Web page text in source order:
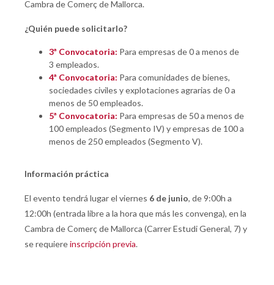
Cambra de Comerç de Mallorca.
¿Quién puede solicitarlo?
3ª Convocatoria: Para empresas de 0 a menos de
3 empleados.
4ª Convocatoria: Para comunidades de bienes,
sociedades civiles y explotaciones agrarias de 0 a
menos de 50 empleados.
5ª Convocatoria: Para empresas de 50 a menos de
100 empleados (Segmento IV) y empresas de 100 a
menos de 250 empleados (Segmento V).
Información práctica
El evento tendrá lugar el viernes 6 de junio, de 9:00h a
12:00h (entrada libre a la hora que más les convenga), en la
Cambra de Comerç de Mallorca (Carrer Estudi General, 7) y
se requiereinscripción previa.